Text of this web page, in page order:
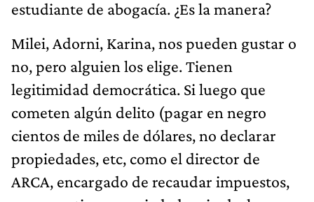
estudiante de abogacía. ¿Es la manera?
Milei, Adorni, Karina, nos pueden gustar o
no, pero alguien los elige. Tienen
legitimidad democrática. Si luego que
cometen algún delito (pagar en negro
cientos de miles de dólares, no declarar
propiedades, etc, como el director de
ARCA, encargado de recaudar impuestos,